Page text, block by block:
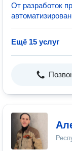
От разработок
Ещё 15 услуг